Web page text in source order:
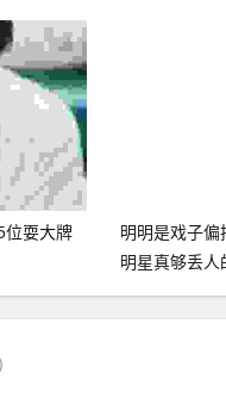
位耍大牌
明明是戏子偏
明星真够丢人